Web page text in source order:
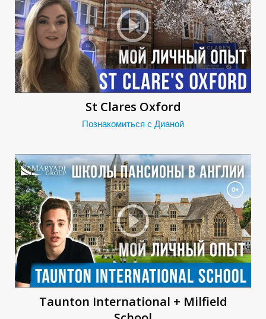
Р
St Clares Oxford
Познакомиться с Дианой
Taunton International + Milfield